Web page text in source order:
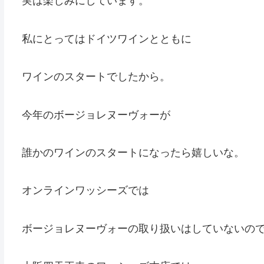
私にとってはドイツワインとともに
ワインのスタートでしたから。
今年のボージョレヌーヴォーが
誰かのワインのスタートになったら嬉しいな。
オンラインワッシーズでは
ボージョレヌーヴォーの取り扱いはしていないの